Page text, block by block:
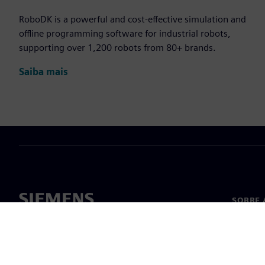
RoboDK is a powerful and cost-effective simulation and
offline programming software for industrial robots,
supporting over 1,200 robots from 80+ brands.
Saiba mais
SOBRE